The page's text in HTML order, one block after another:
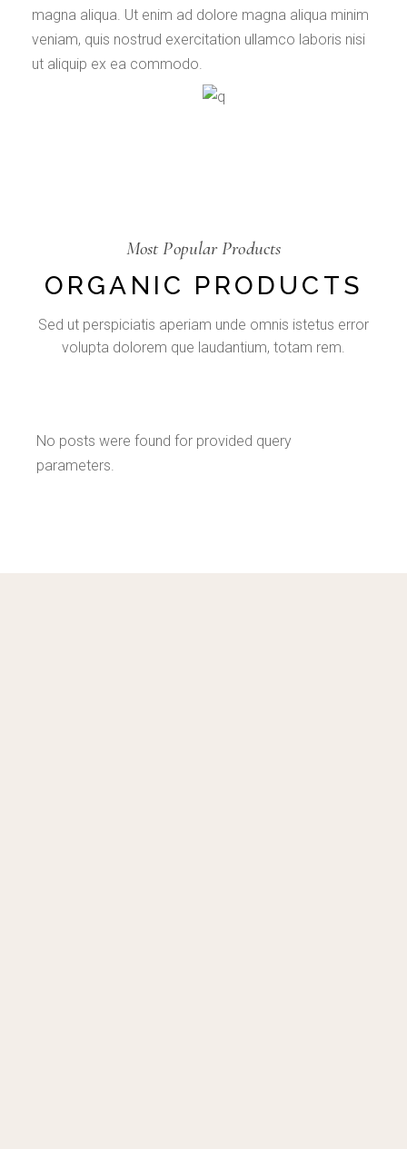
magna aliqua. Ut enim ad dolore magna aliqua minim
veniam, quis nostrud exercitation ullamco laboris nisi
ut aliquip ex ea commodo.
Most Popular Products
ORGANIC PRODUCTS
Sed ut perspiciatis aperiam unde omnis istetus error
volupta dolorem que laudantium, totam rem.
No posts were found for provided query
parameters.